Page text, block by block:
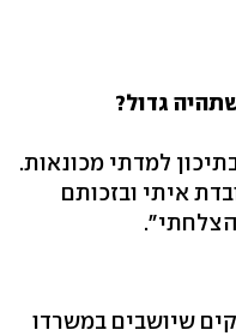
גדול?
למדתי מכונאות.
איתי ובזכותם
הצלחתי".
שיושבים במשרדו